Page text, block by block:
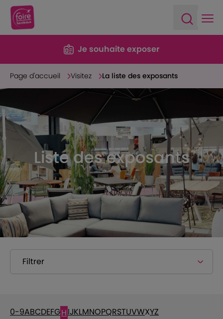
Je souhaite exposer
Page d'accueil Visitez La liste des exposants
Liste des exposants
Filtrer
0-9ABCDEFGHIJKLMNOPQRSTUVWXYZ